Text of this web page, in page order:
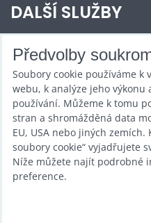
DALŠÍ SLUŽBY
Zábava na Vaši akci
Půjčovna
Promotéři
Kurzy a setkání
Velkoobchod
Nabídka práce
Předvolby
Soubory cookie používáme k
webu, k analýze jeho
používání. Můžeme k tomu
stran a shromážděná data
EU, USA nebo jiných
soubory cookie“ vyjadřujete
Níže můžete najít podrobné
preference.